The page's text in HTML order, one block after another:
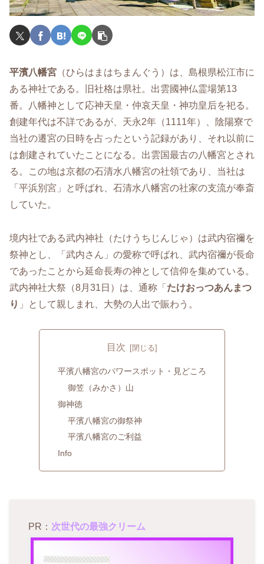
平濱八幡宮 （ひらはまはちまんぐう）は、島根県松江市に
ある神社である。旧社格は県社。出雲國神仏霊場第13
番。八幡神として応神天皇・仲哀天皇・神功皇后を祀る。
創建年代は不詳であるが、天永2年（1111年）、陰陽寮で
当社の遷宮の日時を占ったという記録があり、それ以前に
は創建されていたことになる。出雲国最古の八幡宮とされ
る。この地は京都の石清水八幡宮の社領であり、当社は
「平浜別宮」と呼ばれ、石清水八幡宮の社家の支流が奉斎
していた。
境内社である武内神社（たけうちじんじゃ）は武内宿禰を
祭神とし、「武内さん」の愛称で呼ばれ、武内宿禰が長命
であったことから延命長寿の神として信仰を集めている。
武内神社大祭（8月31日）は、通称「 たけおっつあんまつ
り 」として親しまれ、大勢の人出で賑わう。
目次
平濱八幡宮のパワースポット・見どころ
御笠（みかさ）山
御神徳
平濱八幡宮の御祭神
平濱八幡宮のご利益
Info
PR： 次世代の最強クリーム